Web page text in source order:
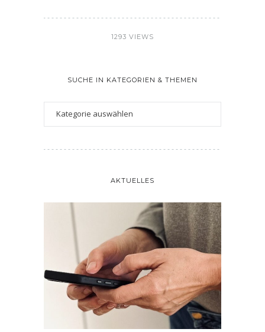
1293 VIEWS
SUCHE IN KATEGORIEN & THEMEN
AKTUELLES